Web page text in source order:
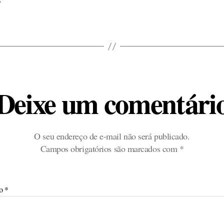
um
O seu endereço de e-mail não será publicado.
Campos obrigatórios são marcados com *
*